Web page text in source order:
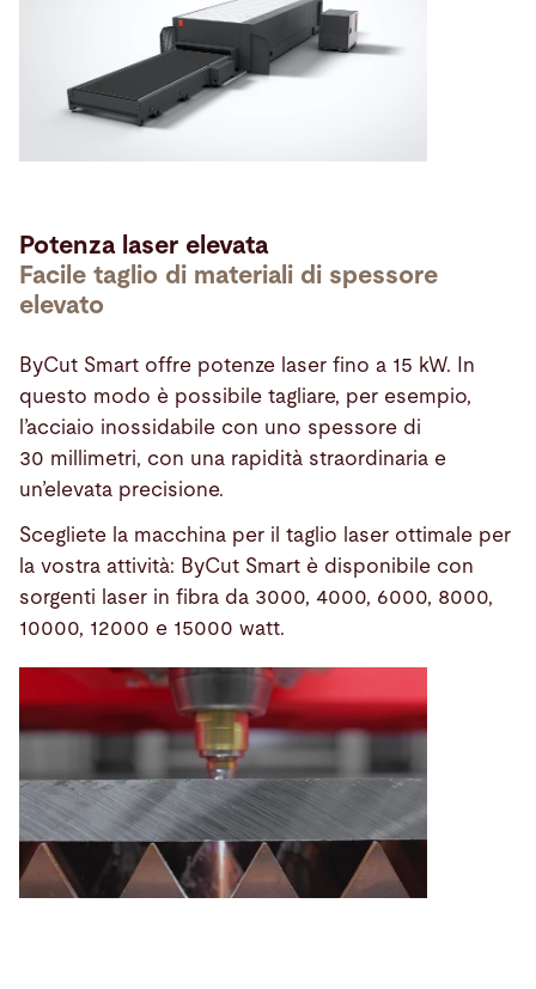
Potenza laser elevata
Facile taglio di materiali di spessore
elevato
ByCut Smart offre potenze laser fino a 15 kW. In
questo modo è possibile tagliare, per esempio,
l’acciaio inossidabile con uno spessore di
30 millimetri, con una rapidità straordinaria e
un’elevata precisione.
Scegliete la macchina per il taglio laser ottimale per
la vostra attività: ByCut Smart è disponibile con
sorgenti laser in fibra da 3000, 4000, 6000, 8000,
10000, 12000 e 15000 watt.